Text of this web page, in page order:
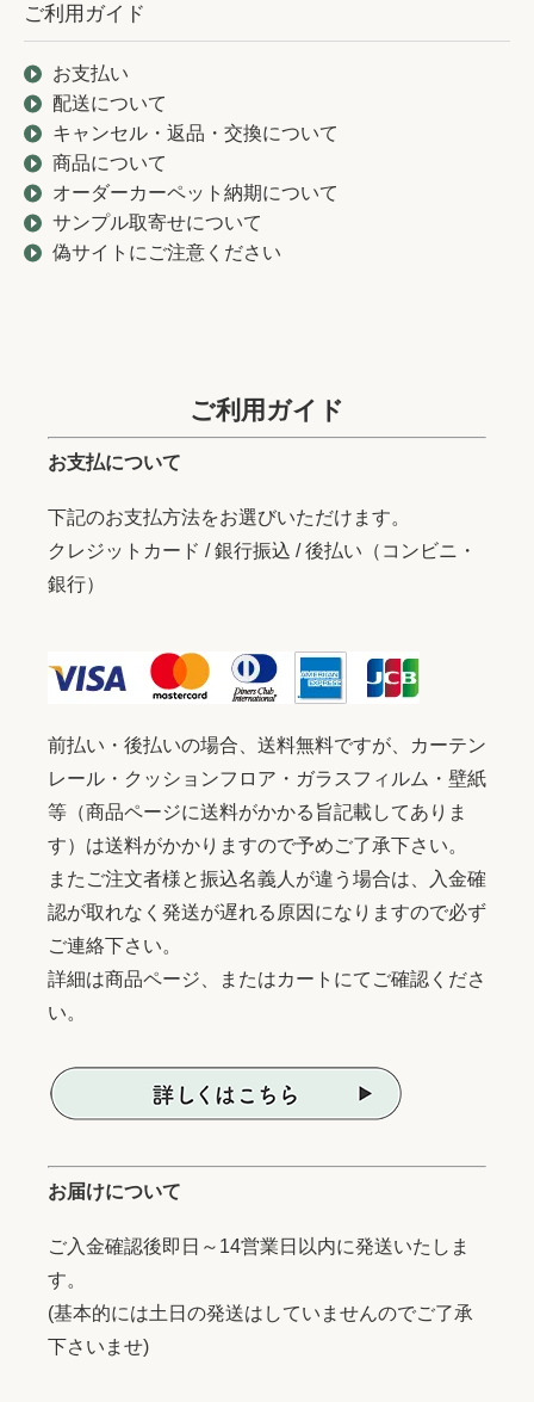
ご利用ガイド
お支払い
配送について
キャンセル・返品・交換について
商品について
オーダーカーペット納期について
サンプル取寄せについて
偽サイトにご注意ください
ご利用ガイド
お支払について
下記のお支払方法をお選びいただけます。
クレジットカード / 銀行振込 / 後払い（コンビニ・
銀行）
前払い・後払いの場合、送料無料ですが、カーテン
レール・クッションフロア・ガラスフィルム・壁紙
等（商品ページに送料がかかる旨記載してありま
す）は送料がかかりますので予めご了承下さい。
またご注文者様と振込名義人が違う場合は、入金確
認が取れなく発送が遅れる原因になりますので必ず
ご連絡下さい。
詳細は商品ページ、またはカートにてご確認くださ
い。
お届けについて
ご入金確認後即日～14営業日以内に発送いたしま
す。
(基本的には土日の発送はしていませんのでご了承
下さいませ)